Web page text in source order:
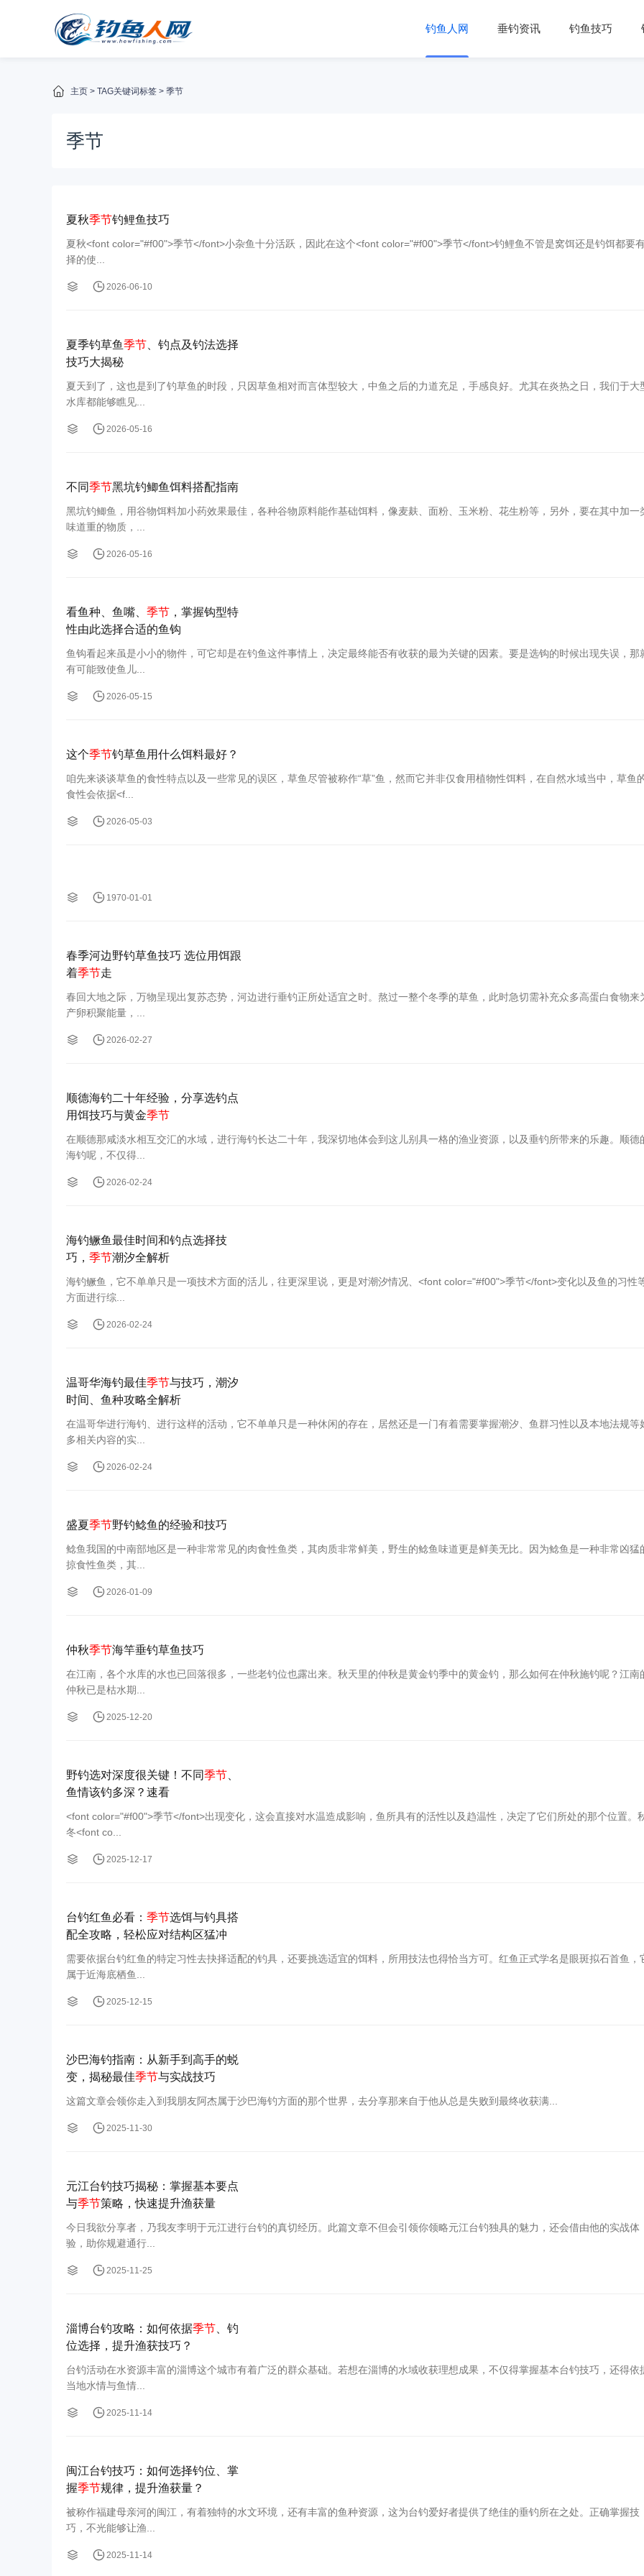
钓鱼人网 垂钓资讯 钓鱼技巧
主页 > TAG关键词标签 > 季节
季节
夏秋季节钓鲤鱼技巧
夏秋<font color="#f00">季节</font>小杂鱼十分活跃，因此在这个<font color="#f00">季节</font>钓鲤鱼不管是窝饵还是钓饵都要
择的使...
2026-06-10
夏季钓草鱼季节 、钓点及钓法选择
技巧大揭秘
夏天到了，这也是到了钓草鱼的时段，只因草鱼相对而言体型较大，中鱼之后的力道充足，手感良好。尤其在炎热之日，我们于大
水库都能够瞧见...
2026-05-16
不同季节黑坑钓鲫鱼饵料搭配指南
黑坑钓鲫鱼，用谷物饵料加小药效果最佳，各种谷物原料能作基础饵料，像麦麸、面粉、玉米粉、花生粉等，另外，要在其中加一
味道重的物质，...
2026-05-16
看鱼种、鱼嘴、 季节 ，掌握钩型特
性由此选择合适的鱼钩
鱼钩看起来虽是小小的物件，可它却是在钓鱼这件事情上，决定最终能否有收获的最为关键的因素。要是选钩的时候出现失误，那
有可能致使鱼儿...
2026-05-15
这个季节钓草鱼用什么饵料最好？
咱先来谈谈草鱼的食性特点以及一些常见的误区，草鱼尽管被称作“草”鱼，然而它并非仅食用植物性饵料，在自然水域当中，草鱼
食性会依据<f...
2026-05-03
1970-01-01
春季河边野钓草鱼技巧 选位用饵跟
着季节走
春回大地之际，万物呈现出复苏态势，河边进行垂钓正所处适宜之时。熬过一整个冬季的草鱼，此时急切需补充众多高蛋白食物来
产卵积聚能量，...
2026-02-27
顺德海钓二十年经验，分享选钓点
用饵技巧与黄金季节
在顺德那咸淡水相互交汇的水域，进行海钓长达二十年，我深切地体会到这儿别具一格的渔业资源，以及垂钓所带来的乐趣。顺德
海钓呢，不仅得...
2026-02-24
海钓鳜鱼最佳时间和钓点选择技
巧， 季节潮汐全解析
海钓鳜鱼，它不单单只是一项技术方面的活儿，往更深里说，更是对潮汐情况、<font color="#f00">季节</font>变化以及鱼的习性
方面进行综...
2026-02-24
温哥华海钓最佳季节与技巧，潮汐
时间、鱼种攻略全解析
在温哥华进行海钓、进行这样的活动，它不单单只是一种休闲的存在，居然还是一门有着需要掌握潮汐、鱼群习性以及本地法规等
多相关内容的实...
2026-02-24
盛夏季节野钓鲶鱼的经验和技巧
鲶鱼我国的中南部地区是一种非常常见的肉食性鱼类，其肉质非常鲜美，野生的鲶鱼味道更是鲜美无比。因为鲶鱼是一种非常凶猛
掠食性鱼类，其...
2026-01-09
仲秋季节海竿垂钓草鱼技巧
在江南，各个水库的水也已回落很多，一些老钓位也露出来。秋天里的仲秋是黄金钓季中的黄金钓，那么如何在仲秋施钓呢？江南
仲秋已是枯水期...
2025-12-20
野钓选对深度很关键！不同季节
鱼情该钓多深？速看
<font color="#f00">季节</font>出现变化，这会直接对水温造成影响，鱼所具有的活性以及趋温性，决定了它们所处的那个位置。
冬<font co...
2025-12-17
台钓红鱼必看： 季节选饵与钓具搭
配全攻略，轻松应对结构区猛冲
需要依据台钓红鱼的特定习性去抉择适配的钓具，还要挑选适宜的饵料，所用技法也得恰当方可。红鱼正式学名是眼斑拟石首鱼，
属于近海底栖鱼...
2025-12-15
沙巴海钓指南：从新手到高手的蜕
变，揭秘最佳季节与实战技巧
这篇文章会领你走入到我朋友阿杰属于沙巴海钓方面的那个世界，去分享那来自于他从总是失败到最终收获满...
2025-11-30
元江台钓技巧揭秘：掌握基本要点
与季节策略，快速提升渔获量
今日我欲分享者，乃我友李明于元江进行台钓的真切经历。此篇文章不但会引领你领略元江台钓独具的魅力，还会借由他的实战体
验，助你规避通行...
2025-11-25
淄博台钓攻略：如何依据季节 、钓
位选择，提升渔获技巧？
台钓活动在水资源丰富的淄博这个城市有着广泛的群众基础。若想在淄博的水域收获理想成果，不仅得掌握基本台钓技巧，还得依
当地水情与鱼情...
2025-11-14
闽江台钓技巧：如何选择钓位、掌
握季节规律，提升渔获量？
被称作福建母亲河的闽江，有着独特的水文环境，还有丰富的鱼种资源，这为台钓爱好者提供了绝佳的垂钓所在之处。正确掌握技
巧，不光能够让渔...
2025-11-14